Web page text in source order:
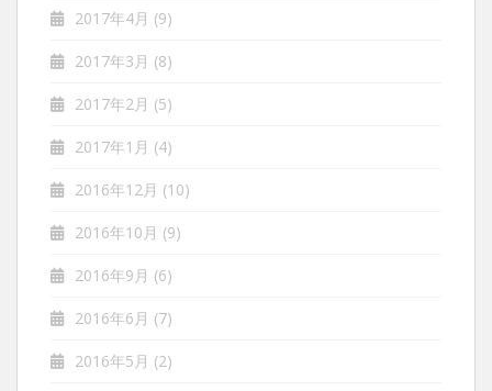
2017年4月 (9)
2017年3月 (8)
2017年2月 (5)
2017年1月 (4)
2016年12月 (10)
2016年10月 (9)
2016年9月 (6)
2016年6月 (7)
2016年5月 (2)